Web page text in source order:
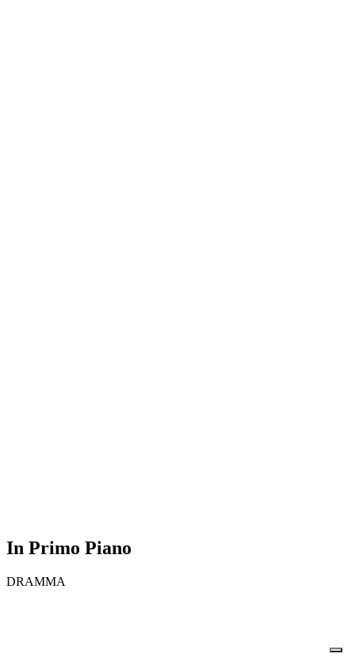
In Primo Piano
DRAMMA